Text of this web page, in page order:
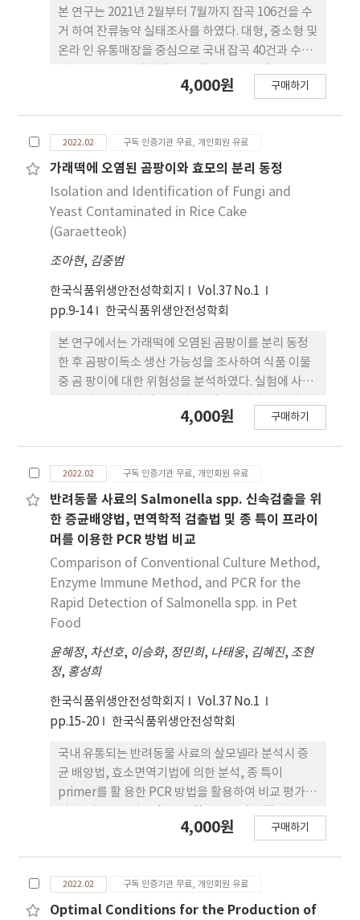
본 연구는 2021년 2월부터 7월까지 잡곡 106건을 수
거 하여 잔류농약 실태조사를 하였다. 대형, 중소형 및
온라 인 유통매장을 중심으로 국내 잡곡 40건과 수입
GC/NPD, LC/ MSMS, UPLC/PDA, HPLC/FLD를
통매장 1건, 중소형 유통매장 2 건, 온라인 유통매장
5건으로 총 8건(7.5%)이었고, 5건 (4.7%)에서는 농
약잔류허용기준을 초과하였다. 이들 잡곡 에서는
MGK-264, chlorpyrifos, thiamethoxam,
malathion, piperonyl butoxide, pirimiphos-
잡곡은 강낭콩(1건), 녹두(6건), 수 수(1건)이다. 검
출된 잡곡 중 농약잔류허용기준을 초과한 품목은 수
입 녹두(5건)로 미얀마산이었고, 초과한 농약 성 분은
thiamethoxam이었다.
4,000원 구매하기
2022.02 구독 인증기관 무료, 개인회원 유료
가래떡에 오염된 곰팡이와 효모의 분리 동정
Isolation and Identification of Fungi and
Yeast Contaminated in Rice Cake
(Garaetteok)
조아현, 김중범
한국식품위생안전성학회지
Vol.37 No.1
pp.9-14
한국식품위생안전성학회
본 연구에서는 가래떡에 오염된 곰팡이를 분리 동정
한 후 곰팡이독소 생산 가능성을 조사하여 식품 이물
중 곰 팡이에 대한 위험성을 분석하였다. 실험에 사용
추정되는 이물 이 발견되어 반품된 제품을 사용하였
agar에 접종하고 25oC에서 7일간 배양하여 순수 분
리 결과를 판단하였다. 순수 분리가 확인된 집락 에 대
해 광학현미경으로 포자의 미세구조를 관찰하여 형
태학적으로 동정하였다. 유전학적 동정은 ITS
primer를 이 용하여 증폭된 PCR 산물의 유전자 염기
서열을 분석하였 다. Colony-1과 2는 각각 배지에서
동일한 성상을 나타내 어 순수분리 되었음을 확인하
였다. Colony-1은 출아세포 가 관찰되어 효모로 판정
Fusarium 속 곰팡이로 판정하였다. 유전 자 염기서
열 분석 결과 Fusarium 속 곰팡이가 총 76건으 로 나
높 게 나타났다. 형태학적 동정 결과와 유전학적 동정
결과 를 바탕으로 Colony-2는 Fusarium spp.로 동
정되었고 그 중 Fusarium solani로 추정되었다.
Fusarium 속 곰팡이는 Nivalenol, Zearalenone,
Fumonisin 등의 곰팡이독소를 생 산하여 구토, 설
사, 암 등을 유발한다. 이러한 결과를 종 합해 볼 때 가
래떡에서 분리된 Fusarium 속 곰팡이에 의 한 곰팡
이독소 생산 가능성은 상존하는 것으로 판단되었 다.
하여 곰팡이독소를 생산할 수 있는 균종인지 판단하
고, 그 결과에 따라 행정조치를 강화하여야 할 것으로
4,000원 구매하기
2022.02 구독 인증기관 무료, 개인회원 유료
반려동물 사료의 Salmonella spp. 신속검출을 위
한 증균배양법, 면역학적 검출법 및 종 특이 프라이
머를 이용한 PCR 방법 비교
Comparison of Conventional Culture Method,
Enzyme Immune Method, and PCR for the
Rapid Detection of Salmonella spp. in Pet
Food
윤혜정, 차선호, 이승화, 정민희, 나태웅, 김혜진, 조현
정, 홍성희
한국식품위생안전성학회지
Vol.37 No.1
pp.15-20
한국식품위생안전성학회
국내 유통되는 반려동물 사료의 살모넬라 분석시 증
균 배양법, 효소면역기법에 의한 분석, 종 특이
primer를 활 용한 PCR 방법을 활용하여 비교 평가하
배양법 및 종 특이 primer를 활용한 PCR 방법에 의
법에서는 1점의 시료(옥수수 글루텐)가 양성 으로 확
인되었다. 증균배양법 및 효소면역기법에 의한 검 출
4,000원 구매하기
2022.02 구독 인증기관 무료, 개인회원 유료
Optimal Conditions for the Production of